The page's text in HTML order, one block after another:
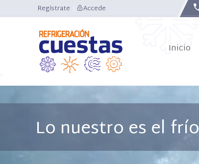
Regístrate | Accede
Inicio
Lo nuestro es el frío